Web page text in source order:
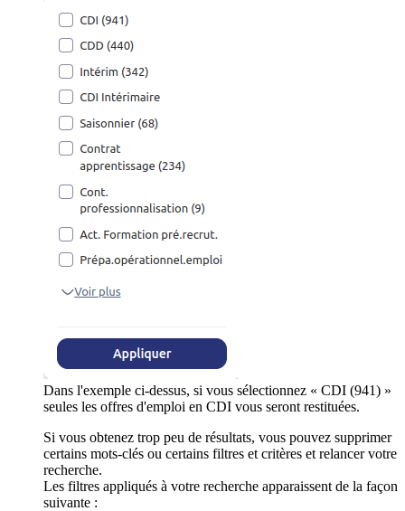
Dans l'exemple ci-dessus, si vous sélectionnez « CDI (941) »
seules les offres d'emploi en CDI vous seront restituées.
Si vous obtenez trop peu de résultats, vous pouvez supprimer
certains mots-clés ou certains filtres et critères et relancer votre
recherche.
Les filtres appliqués à votre recherche apparaissent de la façon
suivante :